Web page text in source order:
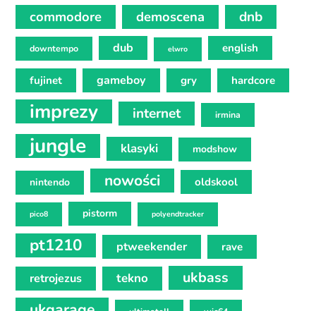
commodore
demoscena dnb
downtempo dub elwro english
fujinet gameboy gry hardcore
imprezy internet irmina
jungle klasyki modshow
nintendo nowości oldskool
pico8 pistorm polyendtracker
pt1210 ptweekender rave
retrojezus tekno ukbass